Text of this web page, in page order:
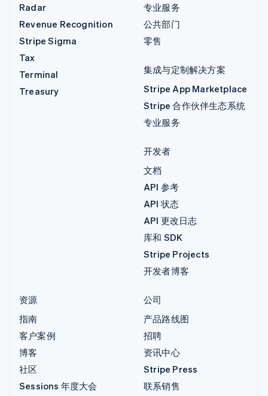
Radar
Revenue Recognition
Stripe Sigma
Tax
Terminal
Treasury
专业服务
公共部门
零售
集成与定制解决方案
Stripe App Marketplace
Stripe 合作伙伴生态系统
专业服务
开发者
文档
API 参考
API 状态
API 更改日志
库和 SDK
Stripe Projects
开发者博客
资源
指南
客户案例
博客
社区
Sessions 年度大会
公司
产品路线图
招聘
资讯中心
Stripe Press
联系销售